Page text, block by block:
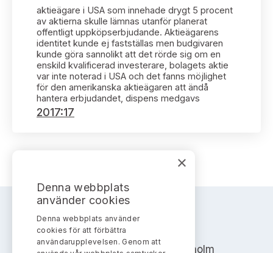
Huvudmän
Verksamhetsberättelser
Publikationer och anföranden
Avgifter
Prenumerera
aktieägare i USA som innehade drygt 5 procent
av aktierna skulle lämnas utanför planerat
offentligt uppköpserbjudande. Aktieägarens
identitet kunde ej fastställas men budgivaren
kunde göra sannolikt att det rörde sig om en
enskild kvalificerad investerare, bolagets aktie
var inte noterad i USA och det fanns möjlighet
för den amerikanska aktieägaren att ändå
hantera erbjudandet, dispens medgavs
2017:17
AKTIEMARKNADSNÄMNDEN
Address: Box 7354, 103 90 Stockholm
×
Denna webbplats
använder cookies
Denna webbplats använder
cookies för att förbättra
användarupplevelsen. Genom att